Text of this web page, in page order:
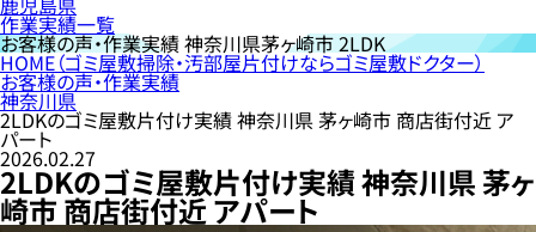
作業実績一覧
お客様の声・作業実績神奈川県茅ヶ崎市 2LDK
HOME（ゴミ屋敷掃除・汚部屋片付けならゴミ屋敷ドクター）
お客様の声・作業実績
神奈川県
2LDKのゴミ屋敷片付け実績 神奈川県 茅ヶ崎市 商店街付近 ア
パート
2026.02.27
2LDKのゴミ屋敷片付け実績 神奈川県 茅ヶ
崎市 商店街付近 アパート